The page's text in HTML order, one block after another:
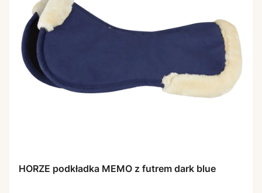
HORZE podkładka MEMO z futrem dark blue